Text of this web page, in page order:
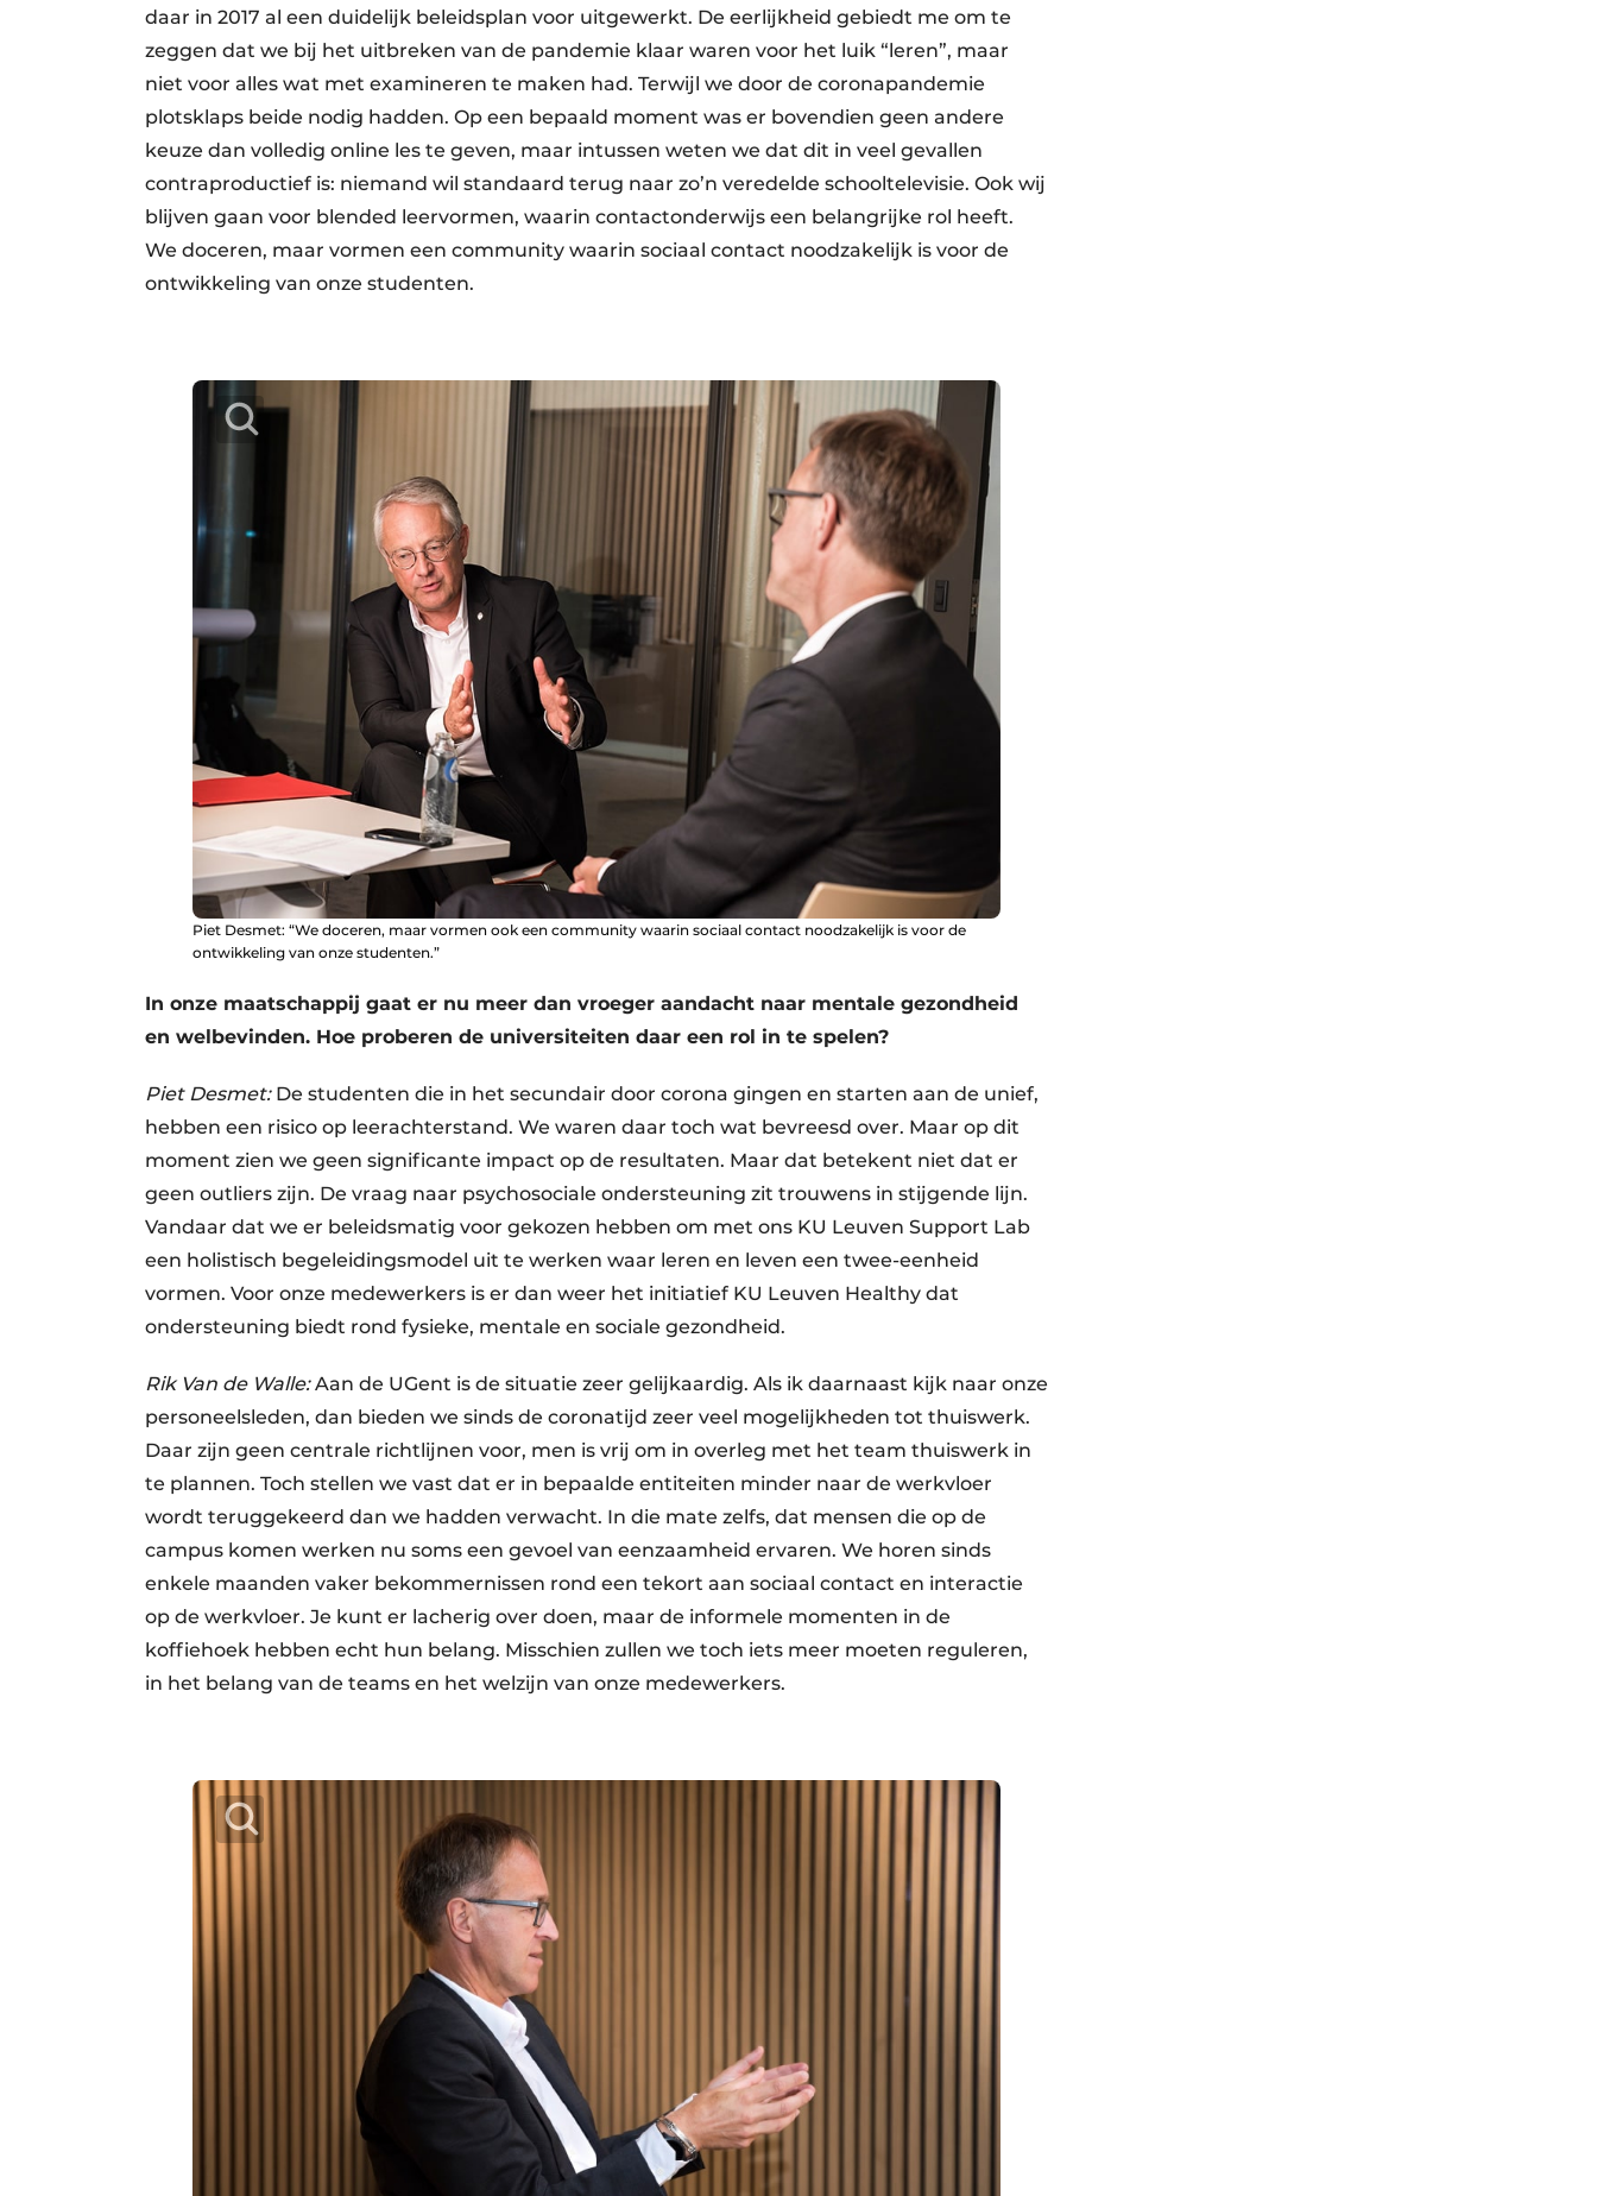
daar in 2017 al een duidelijk beleidsplan voor uitgewerkt. De eerlijkheid gebiedt me om te
zeggen dat we bij het uitbreken van de pandemie klaar waren voor het luik “leren”, maar
niet voor alles wat met examineren te maken had. Terwijl we door de coronapandemie
plotsklaps beide nodig hadden. Op een bepaald moment was er bovendien geen andere
keuze dan volledig online les te geven, maar intussen weten we dat dit in veel gevallen
contraproductief is: niemand wil standaard terug naar zo’n veredelde schooltelevisie. Ook wij
blijven gaan voor blended leervormen, waarin contactonderwijs een belangrijke rol heeft.
We doceren, maar vormen een community waarin sociaal contact noodzakelijk is voor de
ontwikkeling van onze studenten.
Piet Desmet: “We doceren, maar vormen ook een community waarin sociaal contact noodzakelijk is voor de
ontwikkeling van onze studenten.”
In onze maatschappij gaat er nu meer dan vroeger aandacht naar mentale gezondheid
en welbevinden. Hoe proberen de universiteiten daar een rol in te spelen?
Piet Desmet:De studenten die in het secundair door corona gingen en starten aan de unief,
hebben een risico op leerachterstand. We waren daar toch wat bevreesd over. Maar op dit
moment zien we geen significante impact op de resultaten. Maar dat betekent niet dat er
geen outliers zijn. De vraag naar psychosociale ondersteuning zit trouwens in stijgende lijn.
Vandaar dat we er beleidsmatig voor gekozen hebben om met ons KU Leuven Support Lab
een holistisch begeleidingsmodel uit te werken waar leren en leven een twee-eenheid
vormen. Voor onze medewerkers is er dan weer het initiatief KU Leuven Healthy dat
ondersteuning biedt rond fysieke, mentale en sociale gezondheid.
Rik Van de Walle:Aan de UGent is de situatie zeer gelijkaardig. Als ik daarnaast kijk naar onze
personeelsleden, dan bieden we sinds de coronatijd zeer veel mogelijkheden tot thuiswerk.
Daar zijn geen centrale richtlijnen voor, men is vrij om in overleg met het team thuiswerk in
te plannen. Toch stellen we vast dat er in bepaalde entiteiten minder naar de werkvloer
wordt teruggekeerd dan we hadden verwacht. In die mate zelfs, dat mensen die op de
campus komen werken nu soms een gevoel van eenzaamheid ervaren. We horen sinds
enkele maanden vaker bekommernissen rond een tekort aan ­sociaal contact en interactie
op de werkvloer. Je kunt er lacherig over doen, maar de informele momenten in de
koffiehoek hebben echt hun belang. Misschien zullen we toch iets meer moeten reguleren,
in het belang van de teams en het welzijn van onze medewerkers.